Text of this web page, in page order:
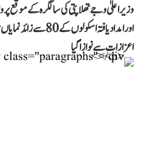
وزیر اعلیٰ وجے تھلاپتی کی سالگرہ کے موقع
اور امداد یافتہ
اعزازات سے نوازا گیا